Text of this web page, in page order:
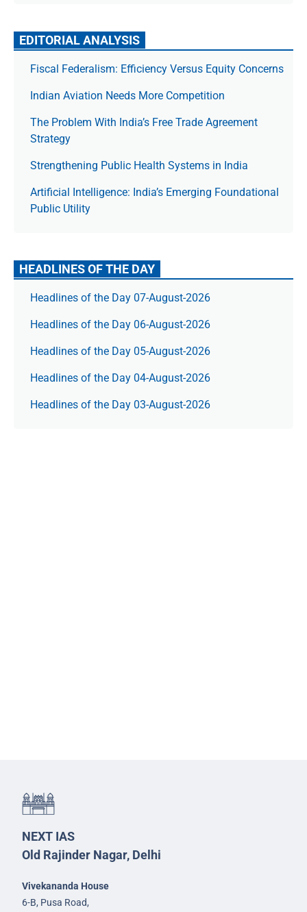
EDITORIAL ANALYSIS
Fiscal Federalism: Efficiency Versus Equity Concerns
Indian Aviation Needs More Competition
The Prob­lem With India’s Free Trade Agree­ment
Strategy
Strengthening Public Health Systems in India
Artificial Intelligence: India’s Emerging Foundational
Public Utility
HEADLINES OF THE DAY
Headlines of the Day 07-August-2026
Headlines of the Day 06-August-2026
Headlines of the Day 05-August-2026
Headlines of the Day 04-August-2026
Headlines of the Day 03-August-2026
NEXT IAS
Old Rajinder Nagar, Delhi
Vivekananda House
6-B, Pusa Road,